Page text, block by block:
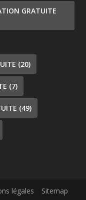
GRATUITE
(20)
(7)
(49)
légales
Sitemap